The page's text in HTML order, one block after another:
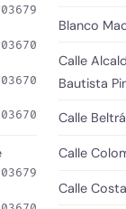
03679
03670
03670
03670
03679
Blanco
Calle
Bautista
Calle
Calle
Calle